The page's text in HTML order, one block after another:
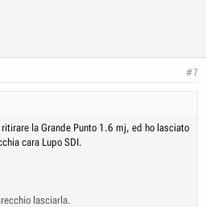
#7
la Grande Punto 1.6 mj, ed ho lasciato
cara Lupo SDI.
lasciarla.